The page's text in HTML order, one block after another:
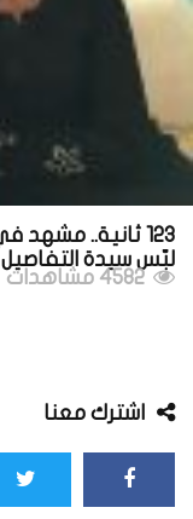
123 ثانية..
لبّس سيدة
4582 مشاهدات
اشترك معنا